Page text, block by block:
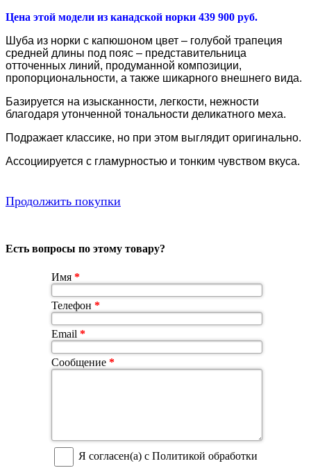
Цена этой модели из канадской норки 439 900 руб.
Шуба из норки с капюшоном цвет – голубой трапеция
средней длины под пояс – представительница
отточенных линий, продуманной композиции,
пропорциональности, а также шикарного внешнего вида.
Базируется на изысканности, легкости, нежности
благодаря утонченной тональности деликатного меха.
Подражает классике, но при этом выглядит оригинально.
Ассоциируется с гламурностью и тонким чувством вкуса.
Продолжить покупки
Есть вопросы по этому товару?
Имя *
Телефон *
Email *
Сообщение *
Я согласен(а) с Политикой обработки